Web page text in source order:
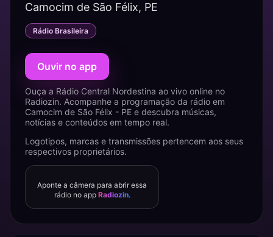
Camocim de São Félix, PE
Rádio Brasileira
Ouvir no app
Ouça a Rádio Central Nordestina ao vivo online no
Radiozin. Acompanhe a programação da rádio em
Camocim de São Félix - PE e descubra músicas,
notícias e conteúdos em tempo real.
Logotipos, marcas e transmissões pertencem aos seus
respectivos proprietários.
Aponte a câmera para abrir essa
rádio no app Radiozin.